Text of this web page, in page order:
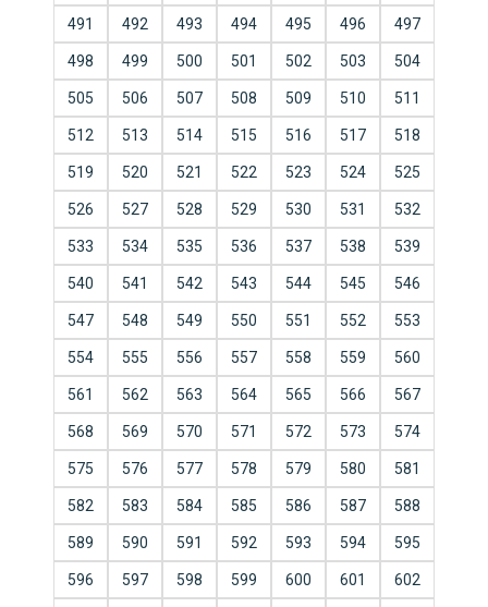
491 492 493 494 495 496 497
498 499 500 501 502 503 504
505 506 507 508 509 510 511
512 513 514 515 516 517 518
519 520 521 522 523 524 525
526 527 528 529 530 531 532
533 534 535 536 537 538 539
540 541 542 543 544 545 546
547 548 549 550 551 552 553
554 555 556 557 558 559 560
561 562 563 564 565 566 567
568 569 570 571 572 573 574
575 576 577 578 579 580 581
582 583 584 585 586 587 588
589 590 591 592 593 594 595
596 597 598 599 600 601 602